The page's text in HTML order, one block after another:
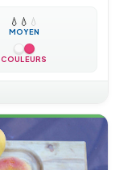
💧 💧 💧
MOYEN
COULEURS